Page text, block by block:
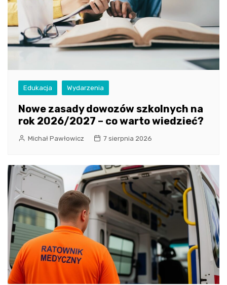
Edukacja Wydarzenia
Nowe zasady dowozów szkolnych na
rok 2026/2027 – co warto wiedzieć?
Michał Pawłowicz 7 sierpnia 2026